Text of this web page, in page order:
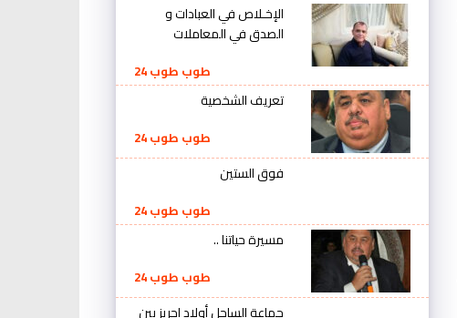
الإخـلاص في العبادات و
الصدق في المعاملات
طوب طوب 24
تعريف الشخصية
طوب طوب 24
فوق الستين
طوب طوب 24
مسيرة حياتنا ..
طوب طوب 24
جماعة الساحل أولاد احريز بين